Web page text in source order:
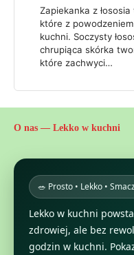
Zapiekanka z
które z
kuchni. Soczysty
chrupiąca skórka
które zachwyci…
O nas — Lekko w kuchni
🥗 Prosto • Lekko •
Lekko w kuchni
zdrowiej, ale bez
godzin w kuchni.